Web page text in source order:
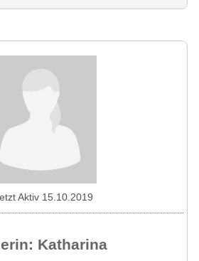
Katharina
Aktiv 15.10.2019